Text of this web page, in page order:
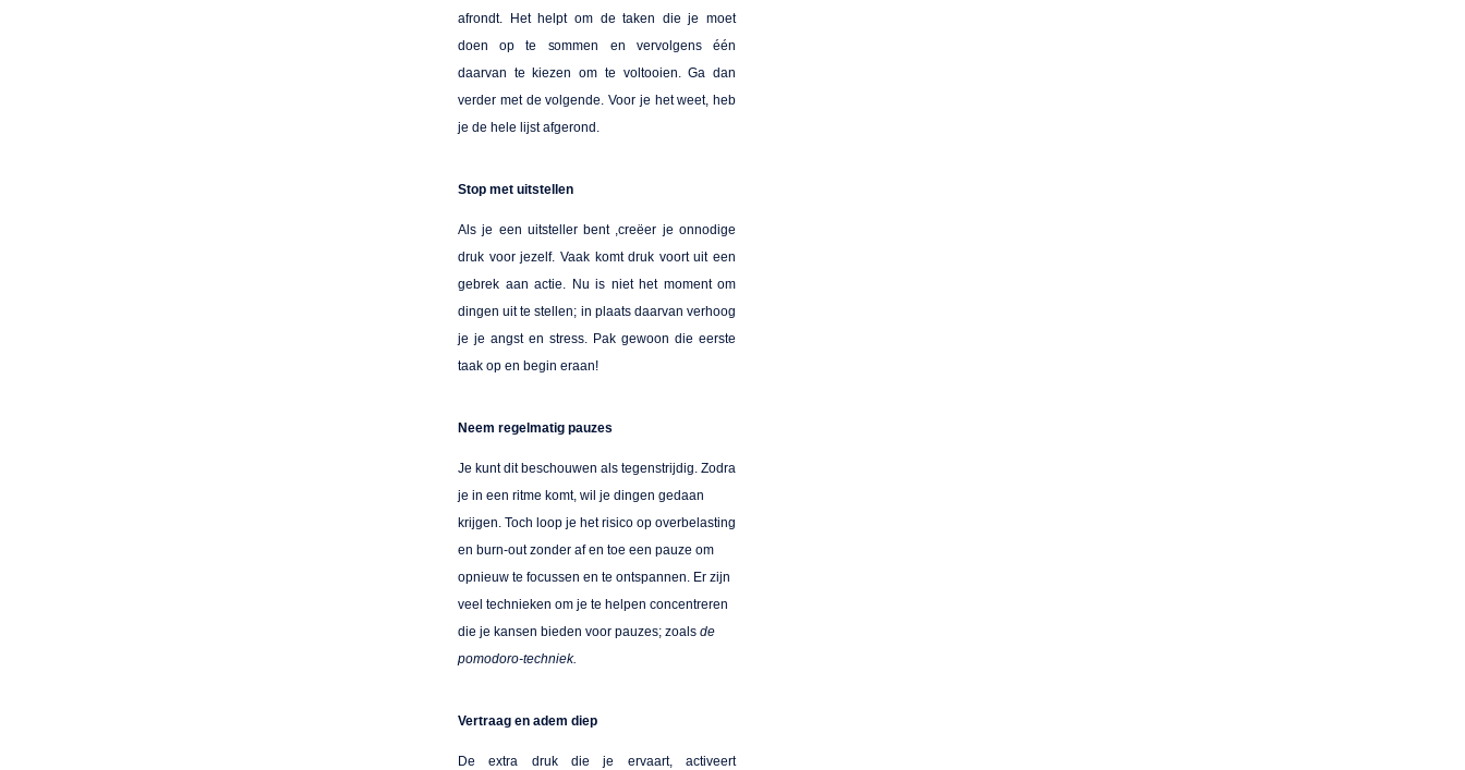
afrondt. Het helpt om de taken die je moet
doen op te sommen en vervolgens één
daarvan te kiezen om te voltooien. Ga dan
verder met de volgende. Voor je het weet, heb
je de hele lijst afgerond.
Stop met uitstellen
Als je een uitsteller bent ,creëer je onnodige
druk voor jezelf. Vaak komt druk voort uit een
gebrek aan actie. Nu is niet het moment om
dingen uit te stellen; in plaats daarvan verhoog
je je angst en stress. Pak gewoon die eerste
taak op en begin eraan!
Neem regelmatig pauzes
Je kunt dit beschouwen als tegenstrijdig. Zodra
je in een ritme komt, wil je dingen gedaan
krijgen. Toch loop je het risico op overbelasting
en burn-out zonder af en toe een pauze om
opnieuw te focussen en te ontspannen. Er zijn
veel technieken om je te helpen concentreren
die je kansen bieden voor pauzes; zoals de
pomodoro-techniek.
Vertraag en adem diep
De extra druk die je ervaart, activeert